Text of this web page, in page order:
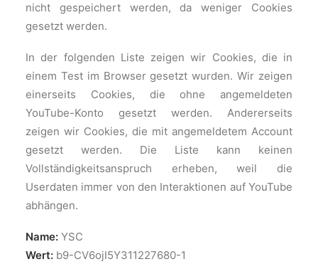
nicht gespeichert werden, da weniger Cookies
gesetzt werden.
In der folgenden Liste zeigen wir Cookies, die in
einem Test im Browser gesetzt wurden. Wir zeigen
einerseits Cookies, die ohne angemeldeten
YouTube-Konto gesetzt werden. Andererseits
zeigen wir Cookies, die mit angemeldetem Account
gesetzt werden. Die Liste kann keinen
Vollständigkeitsanspruch erheben, weil die
Userdaten immer von den Interaktionen auf YouTube
abhängen.
Name: YSC
Wert: b9-CV6ojI5Y311227680-1